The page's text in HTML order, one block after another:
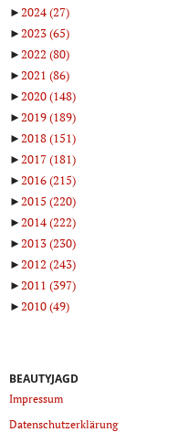
►2024(27)
►2023(65)
►2022 (80)
►2021 (86)
►2020(148)
►2019(189)
►2018(151)
►2017(181)
►2016(215)
►2015 (220)
►2014(222)
►2013(230)
►2012 (243)
►2011 (397)
►2010(49)
BEAUTYJAGD
Impressum
Datenschutzerklärung